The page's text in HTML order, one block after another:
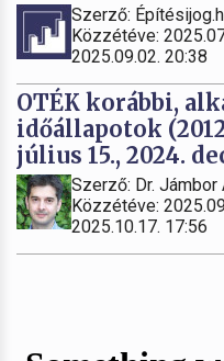
Szerző:
Közzétéve:
2025.09.02. 20:38
OTÉK korábbi,
időállapotok
július 15., 2024.
Szerző: Dr. Jámbor
Közzétéve:
2025.10.17. 17:56